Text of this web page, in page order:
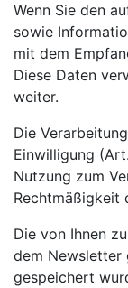
Wenn Sie den
sowie
mit dem
Diese Daten
weiter.
Die
Einwilligung
Nutzung zum
Rechtmäßigkeit
Die von Ihnen
dem Newsletter
gespeichert